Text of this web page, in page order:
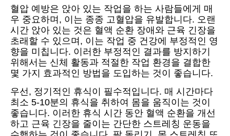
혈압 예방은 앉아 있는 작업을 하는 사람들에게 매
우 중요하며, 이는 종종 고혈압을 유발합니다. 오랜
시간 앉아 있는 것은 혈액 순환 장애와 근육 긴장을
초래할 수 있으며, 이는 작업 중 건강에 부정적인 영
향을 미칩니다. 이러한 부정적인 결과를 방지하기
위해서는 신체 활동과 적절한 작업 환경을 결합한
몇 가지 효과적인 방법을 도입하는 것이 좋습니다.
우선, 정기적인 휴식이 필수적입니다. 매 시간마다
최소 5-10분의 휴식을 취하여 몸을 움직이는 것이
좋습니다. 이러한 휴식 시간 동안 혈액 순환을 개선
하고 근육 긴장을 줄이는 간단한 스트레칭 운동을